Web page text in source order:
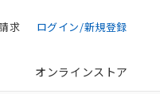
ログイン/新規登録
求
オンラインストア